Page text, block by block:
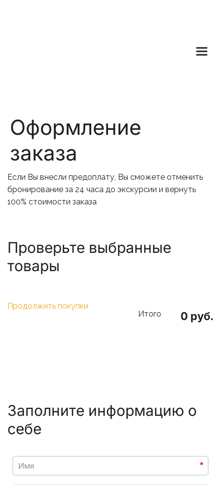
Оформление
заказа
Если Вы внесли предоплату, Вы сможете отменить
бронирование за 24 часа до экскурсии и вернуть
100% стоимости заказа
Проверьте выбранные
товары
Итого 0 руб.
Продолжить покупки
Заполните информацию о
себе
*